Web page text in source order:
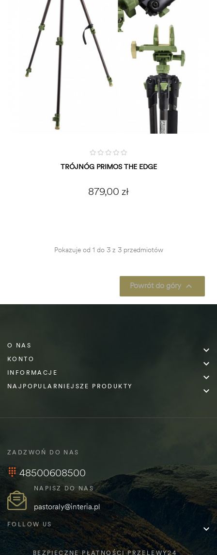
TRÓJNÓG PRIMOS THE EDGE
Cena
879,00 zł
Pokazuje od 1 do 3 z 3 przedmiotów
Powrót do góry 
O NAS 
KONTO 
INFORMACJE 
NAJPOPULARNIEJSZE PRODUKTY 
ZADZWOŃ DO NAS
48500608500
NAPISZ DO NAS
pastoraly@interia.pl
FOLLOW US 
BEZPIECZNE PŁATNOŚCI PRZELEWY24